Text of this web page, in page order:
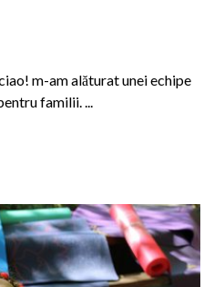
m-am alăturat unei echipe
familii. ...